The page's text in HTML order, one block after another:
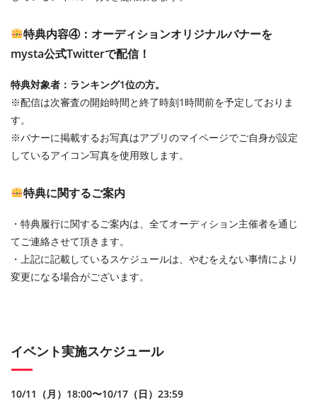
特典内容④：オーディションオリジナルバナーを
mysta公式Twitterで配信！
特典対象者：ランキング1位の方。
※配信は次審査の開始時間と終了時刻1時間前を予定しておりま
す。
※バナーに掲載するお写真はアプリのマイページでご自身が設定
しているアイコン写真を使用致します。
特典に関するご案内
・特典履行に関するご案内は、全てオーディション主催者を通じ
てご連絡させて頂きます。
・上記に記載しているスケジュールは、やむをえない事情により
変更になる場合がございます。
イベント実施スケジュール
10/11（月）18:00〜10/17（日）23:59